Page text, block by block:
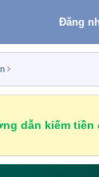
Đăng
dẫn kiếm tiền